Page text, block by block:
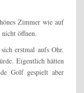
Zimmer wie auf
öffnen.
erstmal aufs Ohr.
Eigentlich hätten
Golf gespielt aber